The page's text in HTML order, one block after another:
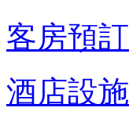
客房預訂
酒店設施